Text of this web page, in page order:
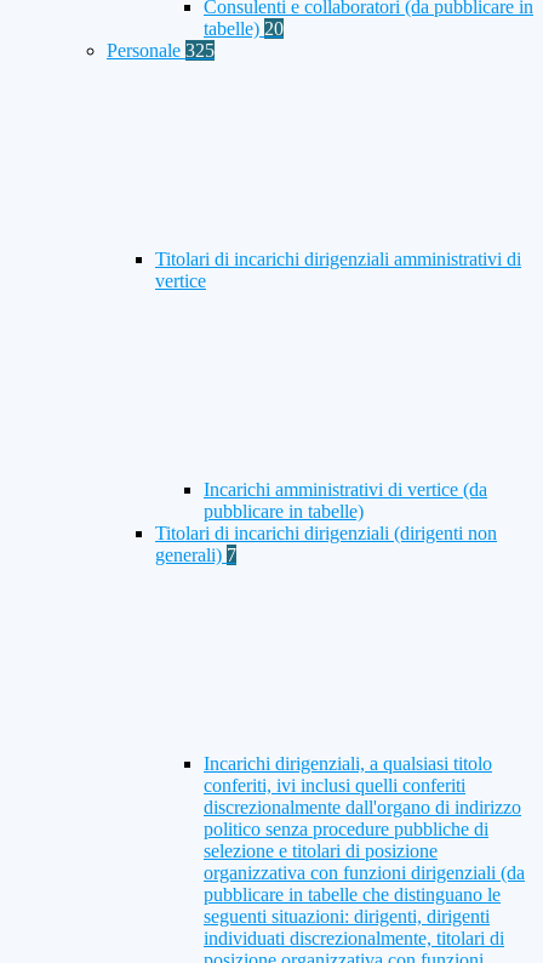
Consulenti e collaboratori (da pubblicare in
tabelle) 20
Personale 325
Titolari di incarichi dirigenziali amministrativi di
vertice
Incarichi amministrativi di vertice (da
pubblicare in tabelle)
Titolari di incarichi dirigenziali (dirigenti non
generali) 7
Incarichi dirigenziali, a qualsiasi titolo
conferiti, ivi inclusi quelli conferiti
discrezionalmente dall'organo di indirizzo
politico senza procedure pubbliche di
selezione e titolari di posizione
organizzativa con funzioni dirigenziali (da
pubblicare in tabelle che distinguano le
seguenti situazioni: dirigenti, dirigenti
individuati discrezionalmente, titolari di